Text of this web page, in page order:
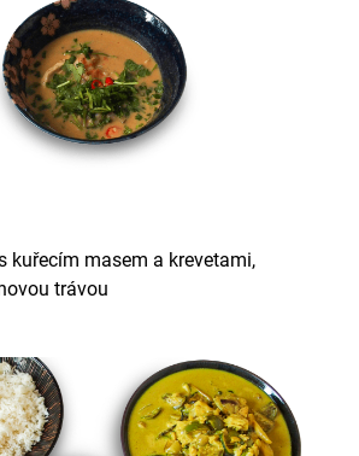
kuřecím masem a krevetami,
trávou